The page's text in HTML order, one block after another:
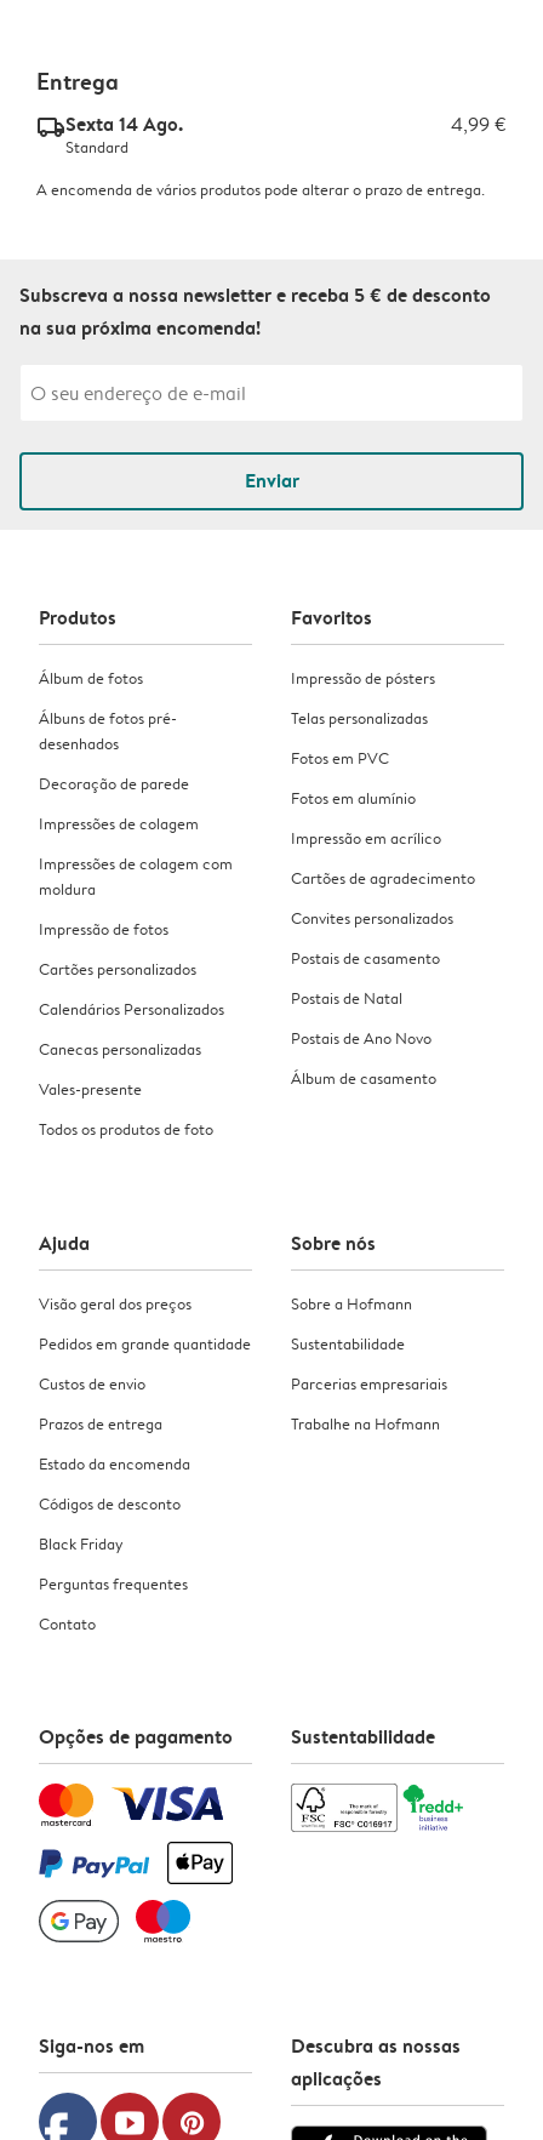
Entrega
delivery_standard_v2Sexta 14 Ago. 4,99 €
Standard
A encomenda de vários produtos pode alterar o prazo de entrega.
Subscreva a nossa newsletter e receba 5 € de desconto
na sua próxima encomenda!
Enviar
Produtos
Álbum de fotos
Álbuns de fotos pré-
desenhados
Decoração de parede
Impressões de colagem
Impressões de colagem com
moldura
Impressão de fotos
Cartões personalizados
Calendários Personalizados
Canecas personalizadas
Vales-presente
Todos os produtos de foto
Favoritos
Impressão de pósters
Telas personalizadas
Fotos em PVC
Fotos em alumínio
Impressão em acrílico
Cartões de agradecimento
Convites personalizados
Postais de casamento
Postais de Natal
Postais de Ano Novo
Álbum de casamento
Ajuda
Visão geral dos preços
Pedidos em grande quantidade
Custos de envio
Prazos de entrega
Estado da encomenda
Códigos de desconto
Black Friday
Perguntas frequentes
Contato
Sobre nós
Sobre a Hofmann
Sustentabilidade
Parcerias empresariais
Trabalhe na Hofmann
Opções de pagamento Sustentabilidade
Siga-nos em
youtube pinterest
Descubra as nossas
aplicações